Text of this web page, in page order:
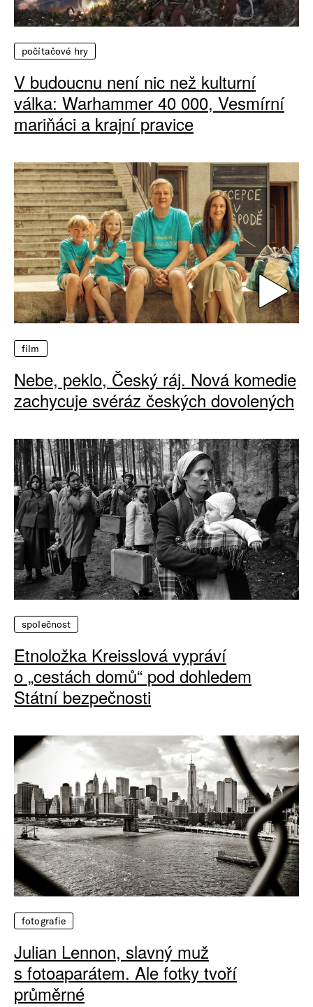
počítačové hry
V budoucnu není nic než kulturní
válka: Warhammer 40 000, Vesmírní
mariňáci a krajní pravice
film
Nebe, peklo, Český ráj. Nová komedie
zachycuje svéráz českých dovolených
společnost
Etnoložka Kreisslová vypráví
o „cestách domů“ pod dohledem
Státní bezpečnosti
fotografie
Julian Lennon, slavný muž
s fotoaparátem. Ale fotky tvoří
průměrné